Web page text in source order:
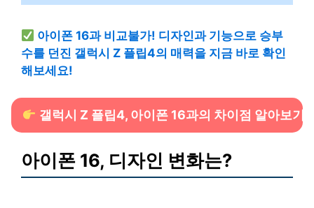
아이폰 16과 비교불가! 디자인과 기능으로 승부
수를 던진 갤럭시 Z 플립4의 매력을 지금 바로 확인
해보세요!
갤럭시 Z 플립4, 아이폰 16과의 차이점 알아보기
아이폰 16, 디자인 변화는?